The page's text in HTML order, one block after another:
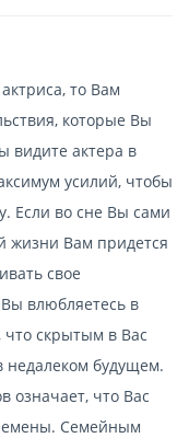
то Вам
которые Вы
видите актера в
усилий, чтобы
Если во сне Вы сами
жизни Вам придется
свое
влюбляетесь в
что скрытым в Вас
недалеком будущем.
означает, что Вас
Семейным